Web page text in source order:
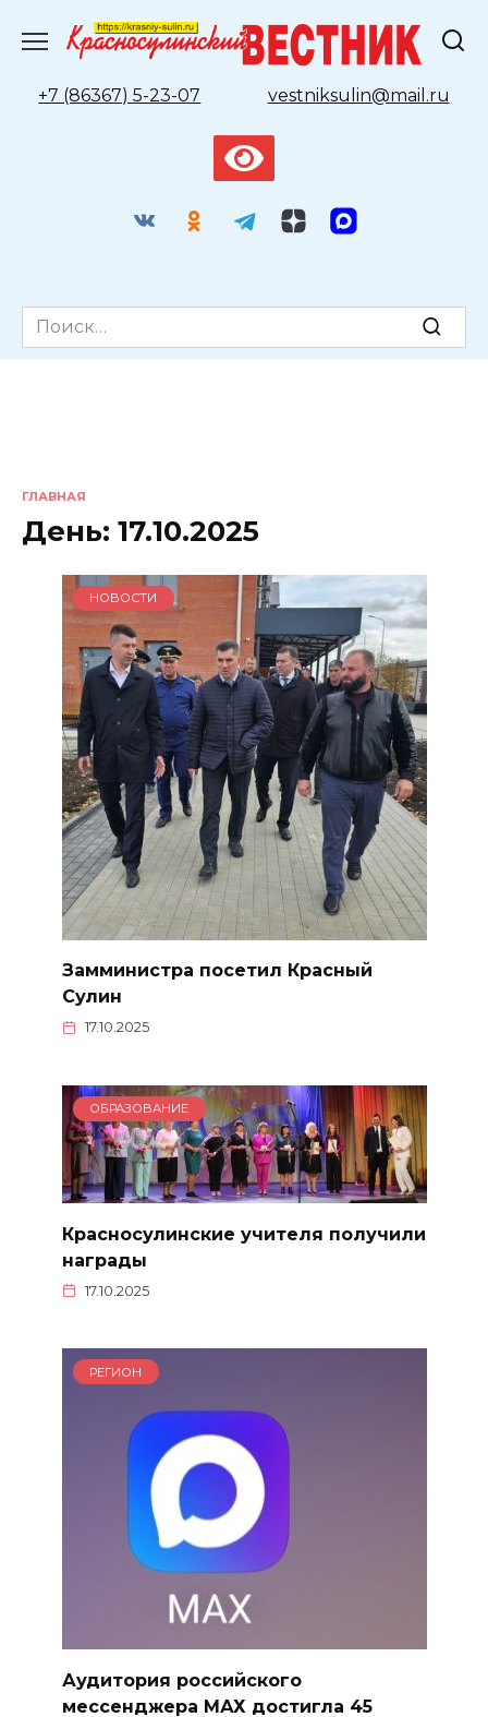
содержанию
+7 (86367) 5-23-07
vestniksulin@mail.ru
Search
for:
ГЛАВНАЯ
День: 17.10.2025
НОВОСТИ
Замминистра посетил Красный
Сулин
17.10.2025
ОБРАЗОВАНИЕ
Красносулинские учителя получили
награды
17.10.2025
РЕГИОН
Аудитория российского
мессенджера МАХ достигла 45